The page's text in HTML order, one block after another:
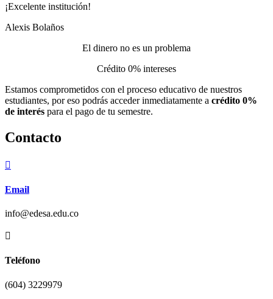
¡Excelente institución!
Alexis Bolaños
El dinero no es un problema
Crédito 0% intereses
Estamos comprometidos con el proceso educativo de nuestros
estudiantes, por eso podrás acceder inmediatamente a crédito 0%
de interés para el pago de tu semestre.
Contacto

Email
info@edesa.edu.co

Teléfono
(604) 3229979